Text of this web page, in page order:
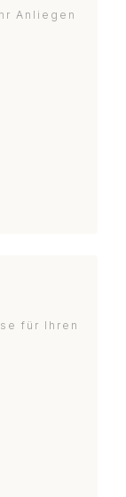
Anliegen
für Ihren